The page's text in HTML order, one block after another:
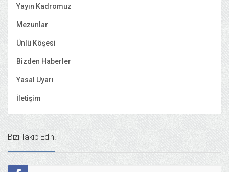
Yayın Kadromuz
Mezunlar
Ünlü Köşesi
Bizden Haberler
Yasal Uyarı
İletişim
Bizi Takip Edin!